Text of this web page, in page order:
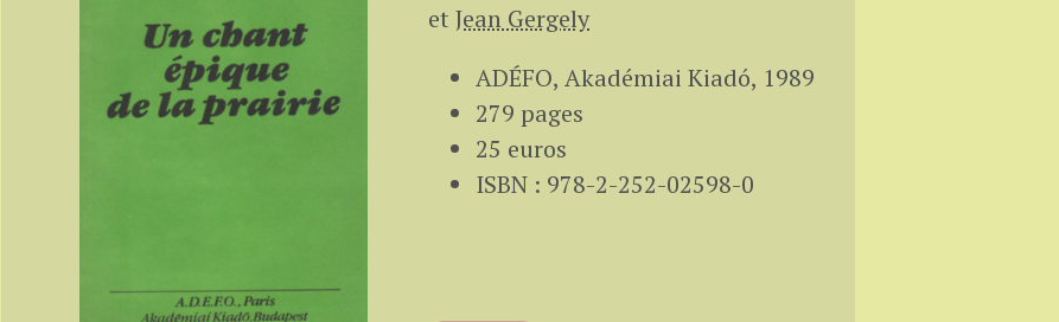
et Jean Gergely
ADÉFO, Akadémiai Kiadó, 1989
279 pages
25 euros
ISBN : 978-2-252-02598-0